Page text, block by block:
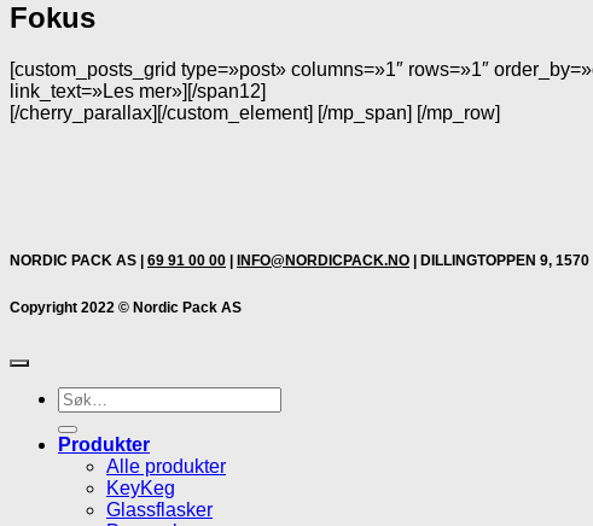
Fokus
[custom_posts_grid type=»post» columns=»1″ rows=»1″
link_text=»Les mer»][/span12]
[/cherry_parallax][/custom_element] [/mp_span] [/mp_row]
NORDIC PACK AS | 69 91 00 00 INFO@NORDICPACK.NO | DILLINGTOPPEN 9,
Copyright 2022 © Nordic Pack AS
Søk
etter:
Produkter
Alle produkter
KeyKeg
Glassflasker